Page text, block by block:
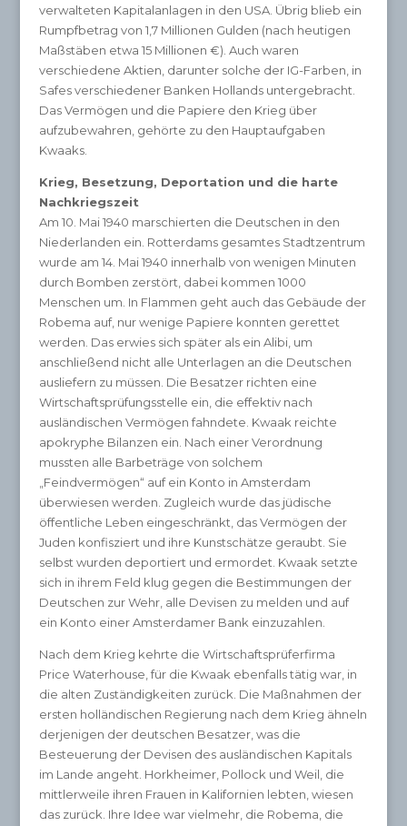
verwalteten Kapitalanlagen in den USA. Übrig blieb ein
Rumpfbetrag von 1,7 Millionen Gulden (nach heutigen
Maßstäben etwa 15 Millionen €). Auch waren
verschiedene Aktien, darunter solche der IG-Farben, in
Safes verschiedener Banken Hollands untergebracht.
Das Vermögen und die Papiere den Krieg über
aufzubewahren, gehörte zu den Hauptaufgaben
Kwaaks.
Krieg, Besetzung, Deportation und die harte
Nachkriegszeit
Am 10. Mai 1940 marschierten die Deutschen in den
Niederlanden ein. Rotterdams gesamtes Stadtzentrum
wurde am 14. Mai 1940 innerhalb von wenigen Minuten
durch Bomben zerstört, dabei kommen 1000
Menschen um. In Flammen geht auch das Gebäude der
Robema auf, nur wenige Papiere konnten gerettet
werden. Das erwies sich später als ein Alibi, um
anschließend nicht alle Unterlagen an die Deutschen
ausliefern zu müssen. Die Besatzer richten eine
Wirtschaftsprüfungsstelle ein, die effektiv nach
ausländischen Vermögen fahndete. Kwaak reichte
apokryphe Bilanzen ein. Nach einer Verordnung
mussten alle Barbeträge von solchem
„Feindvermögen“ auf ein Konto in Amsterdam
überwiesen werden. Zugleich wurde das jüdische
öffentliche Leben eingeschränkt, das Vermögen der
Juden konfisziert und ihre Kunstschätze geraubt. Sie
selbst wurden deportiert und ermordet. Kwaak setzte
sich in ihrem Feld klug gegen die Bestimmungen der
Deutschen zur Wehr, alle Devisen zu melden und auf
ein Konto einer Amsterdamer Bank einzuzahlen.
Nach dem Krieg kehrte die Wirtschaftsprüferfirma
Price Waterhouse, für die Kwaak ebenfalls tätig war, in
die alten Zuständigkeiten zurück. Die Maßnahmen der
ersten holländischen Regierung nach dem Krieg ähneln
derjenigen der deutschen Besatzer, was die
Besteuerung der Devisen des ausländischen Kapitals
im Lande angeht. Horkheimer, Pollock und Weil, die
mittlerweile ihren Frauen in Kalifornien lebten, wiesen
das zurück. Ihre Idee war vielmehr, die Robema, die